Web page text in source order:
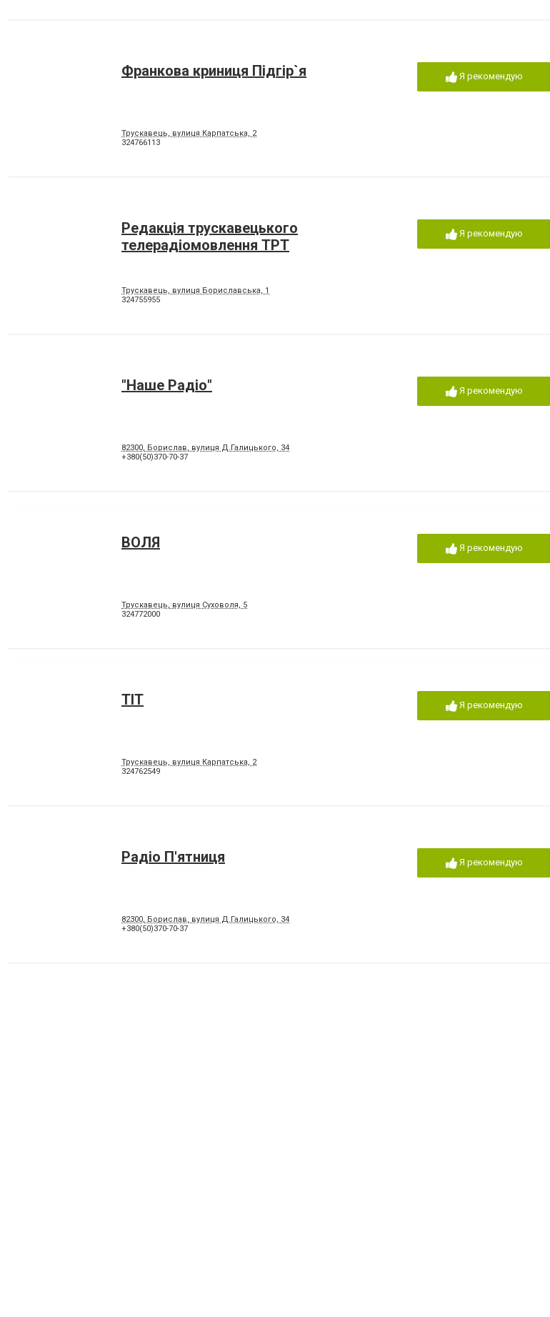
Франкова криниця Підгір`я
Трускавець, вулиця Карпатська, 2
324766113
Я рекомендую
Редакція трускавецького
телерадіомовлення ТРТ
Трускавець, вулиця Бориславська, 1
324755955
Я рекомендую
"Наше Радіо"
82300, Борислав, вулиця Д.Галицького, 34
+380(50)370-70-37
Я рекомендую
ВОЛЯ
Трускавець, вулиця Суховоля, 5
324772000
Я рекомендую
ТІТ
Трускавець, вулиця Карпатська, 2
324762549
Я рекомендую
Радіо П'ятниця
82300, Борислав, вулиця Д.Галицького, 34
+380(50)370-70-37
Я рекомендую